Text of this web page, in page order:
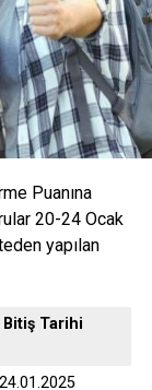
Puanına
20-24 Ocak
yapılan
Bitiş Tarihi
24.01.2025